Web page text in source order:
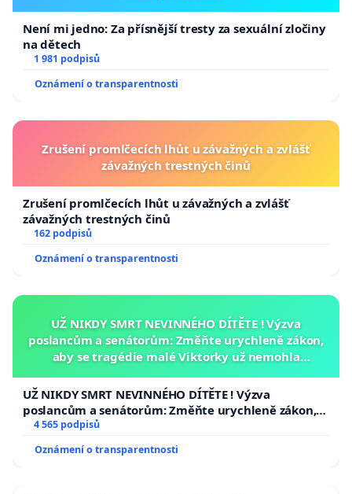
Není mi jedno: Za přísnější tresty za sexuální zločiny
na dětech
1 981 podpisů
Oznámení o transparentnosti
Zrušení promlčecích lhůt u závažných a zvlášť
závažných trestných činů
Zrušení promlčecích lhůt u závažných a zvlášť
závažných trestných činů
162 podpisů
Oznámení o transparentnosti
UŽ NIKDY SMRT NEVINNÉHO DÍTĚTE ! Výzva
poslancům a senátorům: Změňte urychleně zákon,
aby se tragédie malé Viktorky už nemohla
UŽ NIKDY SMRT NEVINNÉHO DÍTĚTE ! Výzva
poslancům a senátorům: Změňte urychleně zákon,
aby se tragédie malé Viktorky už nemohla opakovat!
4 565 podpisů
Oznámení o transparentnosti